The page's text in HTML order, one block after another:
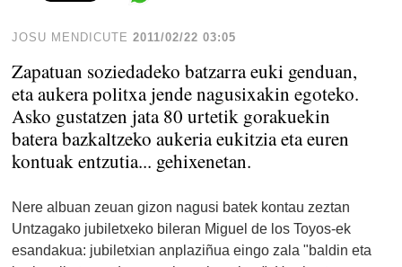
JOSU MENDICUTE 2011/02/22 03:05
Zapatuan soziedadeko batzarra euki genduan,
eta aukera politxa jende nagusixakin egoteko.
Asko gustatzen jata 80 urtetik gorakuekin
batera bazkaltzeko aukeria eukitzia eta euren
kontuak entzutia... gehixenetan.
Nere albuan zeuan gizon nagusi batek kontau zeztan
Untzagako jubiletxeko bileran Miguel de los Toyos-ek
esandakua: jubiletxian anplaziñua eingo zala "baldin eta